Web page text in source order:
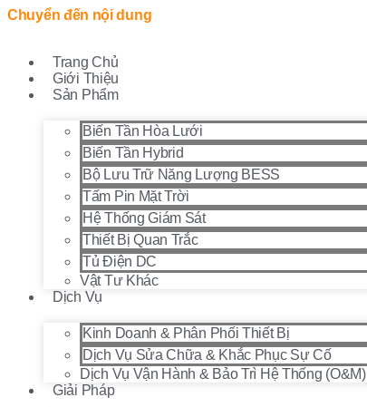
Chuyển đến nội dung
Trang Chủ
Giới Thiệu
Sản Phẩm
Biến Tần Hòa Lưới
Biến Tần Hybrid
Bộ Lưu Trữ Năng Lượng BESS
Tấm Pin Mặt Trời
Hệ Thống Giám Sát
Thiết Bị Quan Trắc
Tủ Điện DC
Vật Tư Khác
Dịch Vụ
Kinh Doanh & Phân Phối Thiết Bị
Dịch Vụ Sửa Chữa & Khắc Phục Sự Cố
Dịch Vụ Vận Hành & Bảo Trì Hệ Thống (O&M)
Giải Pháp